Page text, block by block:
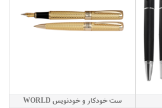
ست خودکار و خودنویس WORLD